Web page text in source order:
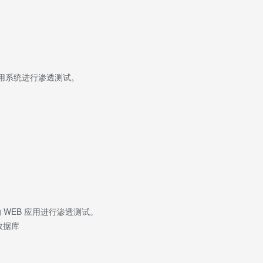
统进行渗透测试。
应用进行渗透测试。
据库